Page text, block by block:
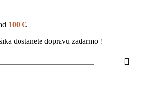
100 €.
dostanete dopravu zadarmo !